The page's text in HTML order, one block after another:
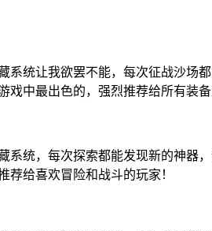
统让我欲罢不能，每次征战沙场
中最出色的，强烈推荐给所有装备
统，每次探索都能发现新的神器
给喜欢冒险和战斗的玩家！